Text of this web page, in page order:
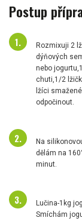
Postup
Rozmixuji 2
dýňových
nebo
chuti,1/2
lžíci
odpočinout.
Na
dělám na
minut.
Lučina-1kg
Smíchám